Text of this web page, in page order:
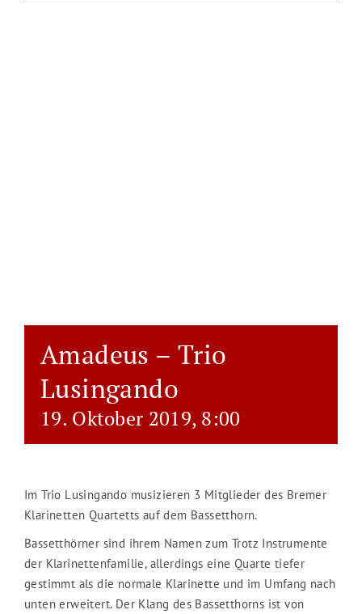
Amadeus – Trio
Lusingando
19. Oktober 2019, 8:00
Im Trio Lusingando musizieren 3 Mitglieder des Bremer
Klarinetten Quartetts auf dem Bassetthorn.
Bassetthörner sind ihrem Namen zum Trotz Instrumente
der Klarinettenfamilie, allerdings eine Quarte tiefer
gestimmt als die normale Klarinette und im Umfang nach
unten erweitert. Der Klang des Bassetthorns ist von